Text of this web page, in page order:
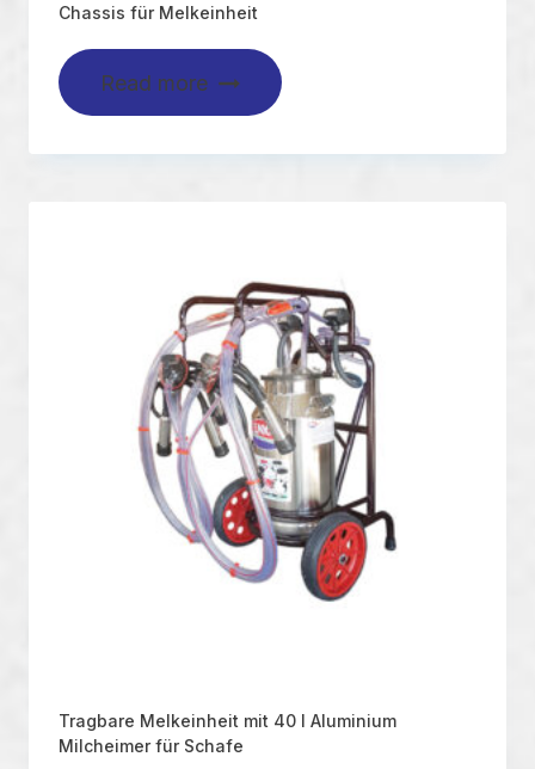
Chassis für Melkeinheit
Read more
Tragbare Melkeinheit mit 40 l Aluminium
Milcheimer für Schafe